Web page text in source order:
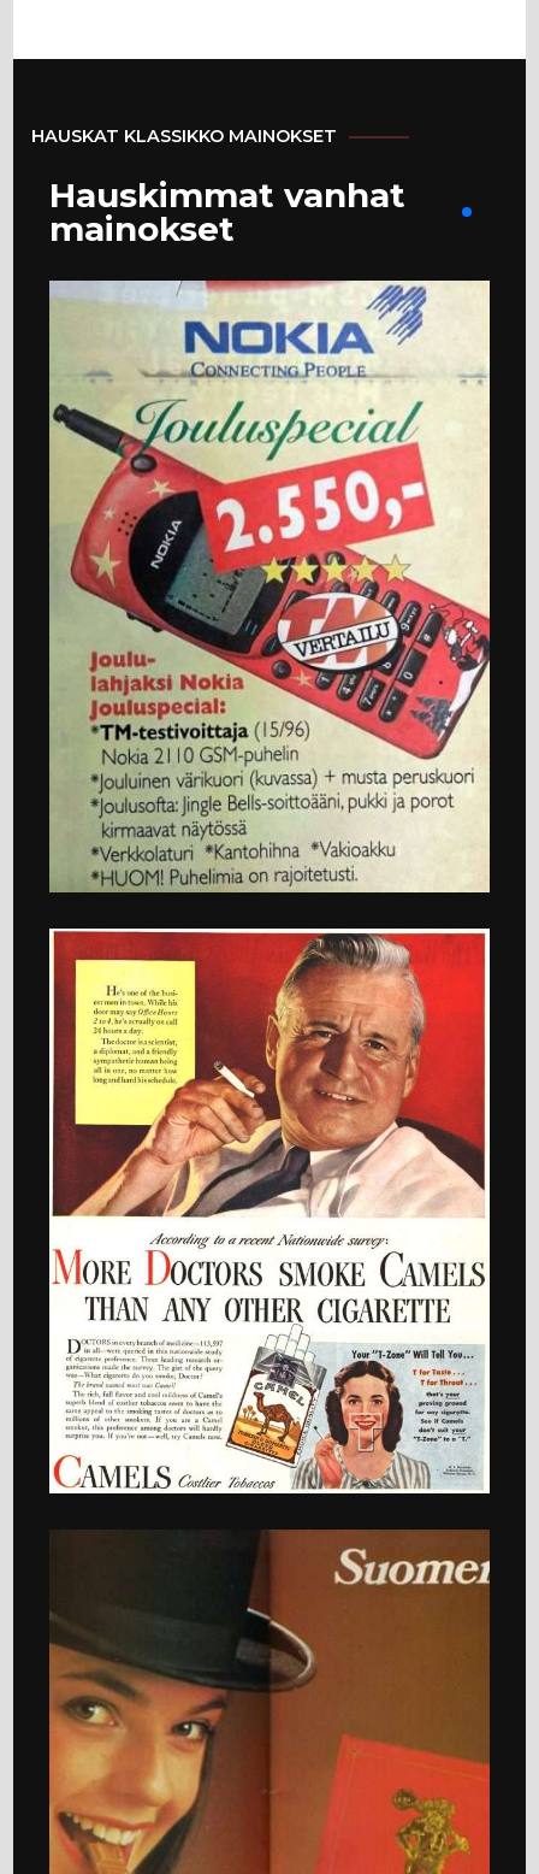
HAUSKAT KLASSIKKO MAINOKSET
Hauskimmat vanhat
mainokset